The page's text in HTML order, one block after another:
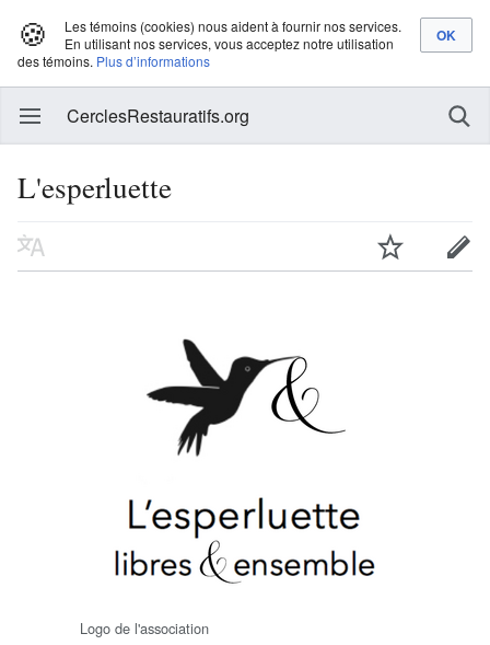
🍪
Les témoins (cookies) nous aident à fournir nos services.
En utilisant nos services, vous acceptez notre utilisation
des témoins. Plus d’informations
CerclesRestauratifs.org
L'esperluette
Logo de l'association